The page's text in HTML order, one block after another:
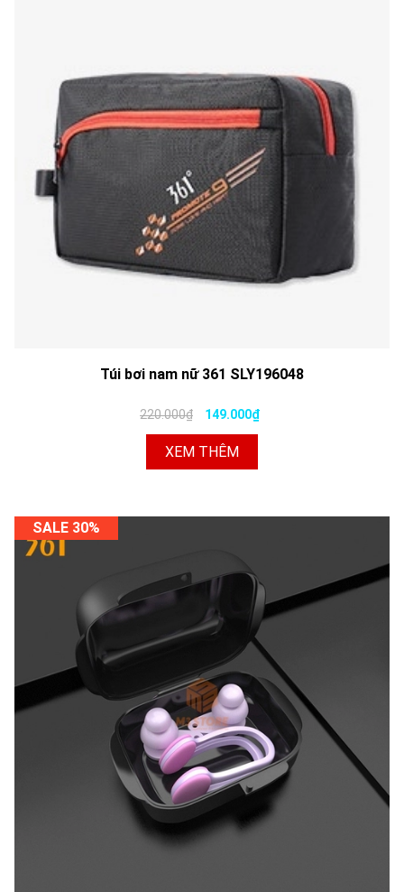
Túi bơi nam nữ 361 SLY196048
220.000₫ 149.000₫
XEM THÊM
SALE 30%